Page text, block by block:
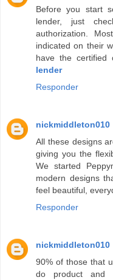
Before you start
lender, just
authorization.
indicated on their
have the certified
lender
Responder
nickmiddleton010
All these designs
giving you the
We started
modern designs
feel beautiful,
Responder
nickmiddleton010
90% of those that
do product and